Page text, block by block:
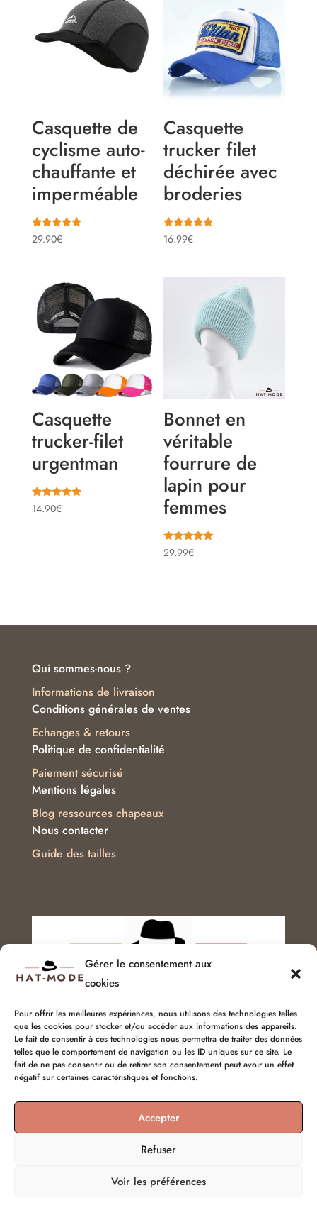
Gérer le consentement aux
cookies
Pour offrir les meilleures expériences, nous utilisons des technologies telles
que les cookies pour stocker et/ou accéder aux informations des appareils.
Le fait de consentir à ces technologies nous permettra de traiter des données
telles que le comportement de navigation ou les ID uniques sur ce site. Le
fait de ne pas consentir ou de retirer son consentement peut avoir un effet
négatif sur certaines caractéristiques et fonctions.
Accepter
Refuser
Voir les préférences
Casquette de
cyclisme auto-
chauffante et
imperméable
Note
4.86
29.90€
Casquette
trucker filet
déchirée avec
broderies
Note
5.00
16.99€
Casquette
trucker-filet
urgentman
Note
5.00
14.90€
Bonnet en
véritable
fourrure de
lapin pour
femmes
Note
5.00
29.99€
Qui sommes-nous ?
Conditions générales de ventes
Politique de confidentialité
Mentions légales
Nous contacter
Informations de livraison
Echanges & retours
Paiement sécurisé
Blog ressources chapeaux
Guide des tailles
Service client :
06 51 04 04 85
chapellerie@hat-mode.com